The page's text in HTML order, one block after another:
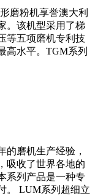
磨粉机享誉澳大利
。该机型采用了梯
等五项磨机专利技
高水平。TGM系列
的磨机生产经验，
吸收了世界各地的
系列产品是一种专
。 LUM系列超细立